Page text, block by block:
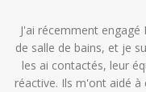
J'ai récemment
de salle de bains, et je
les ai contactés, leur
réactive. Ils m'ont aidé